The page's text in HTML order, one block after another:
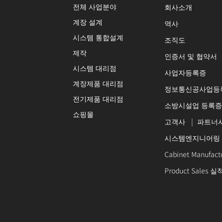
전체 사업분야
계장 설계
시스템 통합설계
제작
시스템 대리점
계장제품 대리점
전기제품 대리점
쇼핑몰
회사소개
역사
조직도
인증서 및 협약서
사업자등록증
정보통신공사업등
소방시설업 등록증
고객사
| 파트너
시스템엔지니어링
Cabinet
Product Sales 실